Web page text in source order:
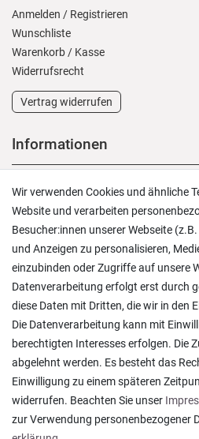
Anmelden / Registrieren
Wunschliste
Warenkorb / Kasse
Widerrufs­recht
Vertrag widerrufen
Informationen
Versand und Zahlung
Rücksendungen
Lieferung in die Schweiz
Pflegesymbole
Lagerverkauf
Ratgeber & News
Ein einfach toller Service - prompte
sogar mit Pflegehinweis!
Datum der Veröffentlichung:
Datum der Kauferfahrung:
Wir verwenden Cookies und ähnliche
Website und verarbeiten
Besucher:innen unserer Webseite
und Anzeigen zu personalisieren,
einzubinden oder Zugriffe auf unsere
Datenverarbeitung erfolgt erst durch
diese Daten mit Dritten, die wir in den
Die Datenverarbeitung kann mit
berechtigten Interesses erfolgen. Die
abgelehnt werden. Es besteht das
Einwilligung zu einem späteren
widerrufen. Beachten Sie unser
zur Verwendung personenbezogener